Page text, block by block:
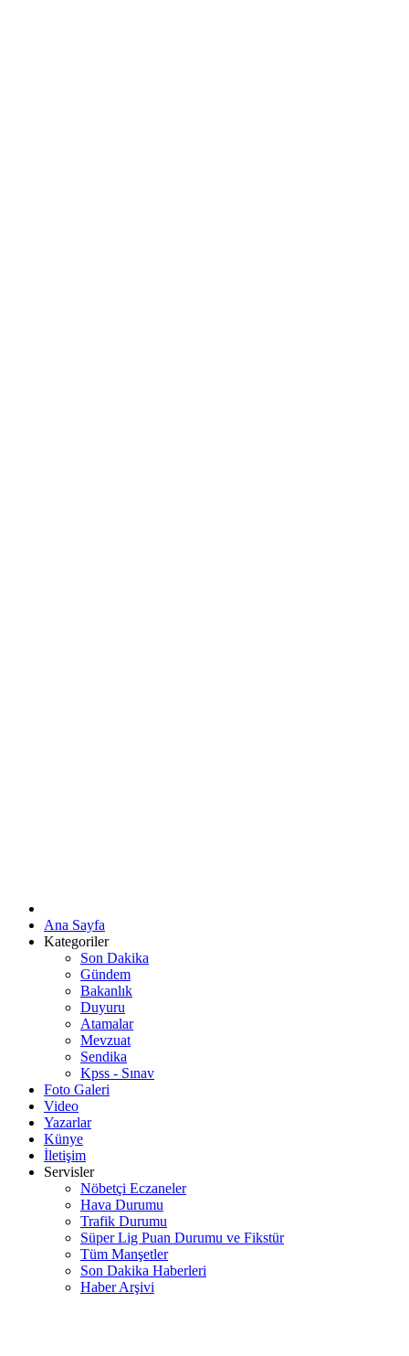
Ana Sayfa
Kategoriler
Son Dakika
Gündem
Bakanlık
Duyuru
Atamalar
Mevzuat
Sendika
Kpss - Sınav
Foto Galeri
Video
Yazarlar
Künye
İletişim
Servisler
Nöbetçi Eczaneler
Hava Durumu
Trafik Durumu
Süper Lig Puan Durumu ve Fikstür
Tüm Manşetler
Son Dakika Haberleri
Haber Arşivi